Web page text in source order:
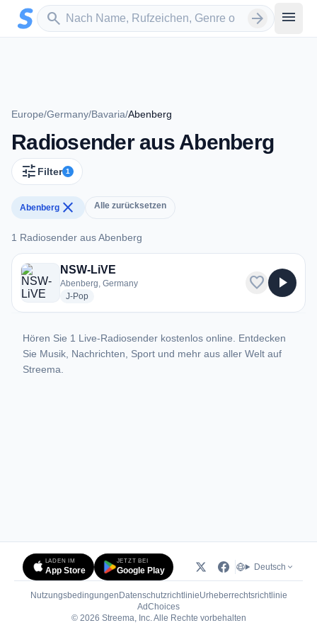
Zum Hauptinhalt springen
search
Sender suchen arrow_forward menu
Europe/Germany/Bavaria/Abenberg
Radiosender aus Abenberg
tune Filter 1
Abenberg close Alle zurücksetzen
1 Radiosender aus Abenberg
1 Radiosender aus Abenberg
NSW-LiVE
Abenberg, Germany
J-Popradio stations
favorite play_arrow
Hören Sie 1 Live-Radiosender kostenlos online. Entdecken
Sie Musik, Nachrichten, Sport und mehr aus aller Welt auf
Streema.
LADEN IM
App Store
JETZT BEI
Google Play Deutsch
Nutzungsbedingungen DatenschutzrichtlinieUrheberrechtsrichtlinie
AdChoices(öffnet in neuem Tab)
© 2026 Streema, Inc. Alle Rechte vorbehalten